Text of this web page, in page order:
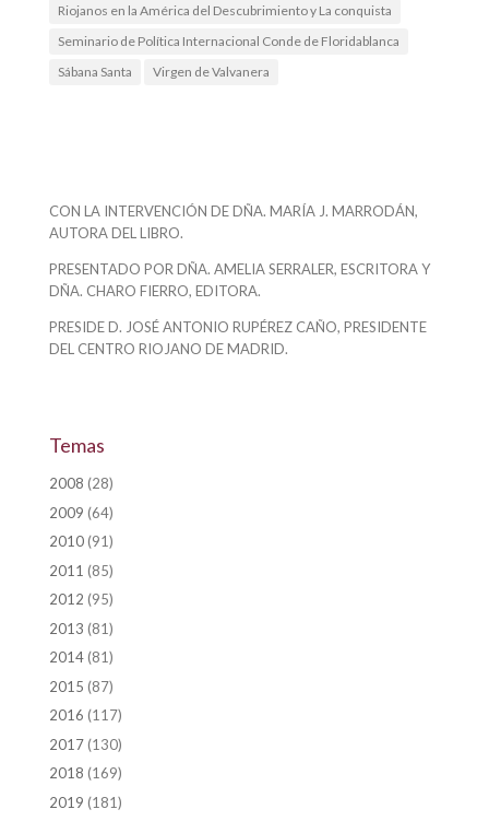
Riojanos en la América del Descubrimiento y La conquista
Seminario de Política Internacional Conde de Floridablanca
Sábana Santa
Virgen de Valvanera
CON LA INTERVENCIÓN DEDÑA. MARÍA J. MARRODÁN,
AUTORA DEL LIBRO.
PRESENTADO POR DÑA. AMELIA SERRALER, ESCRITORA Y
DÑA. CHARO FIERRO, EDITORA.
PRESIDED. JOSÉ ANTONIO RUPÉREZ CAÑO, PRESIDENTE
DEL CENTRO RIOJANO DE MADRID.
Temas
2008 (28)
2009 (64)
2010(91)
2011 (85)
2012 (95)
2013 (81)
2014(81)
2015 (87)
2016 (117)
2017(130)
2018 (169)
2019 (181)